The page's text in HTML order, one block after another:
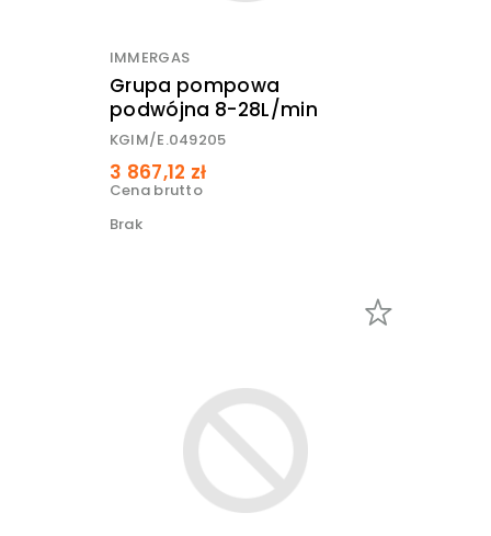
IMMERGAS
Grupa pompowa
podwójna 8-28L/min
KGIM/E.049205
3 867,12 zł
Cena brutto
Brak